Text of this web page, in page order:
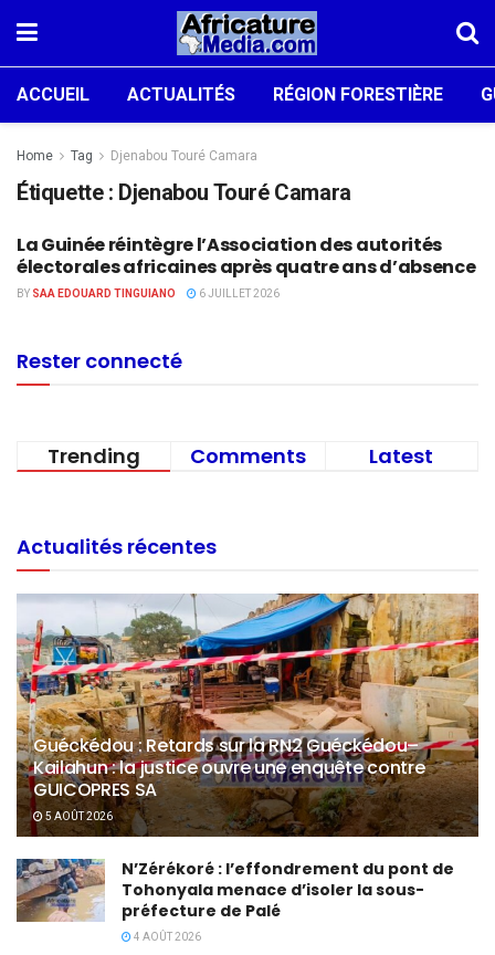
ACCUEIL ACTUALITÉS RÉGION FORESTIÈRE
Home Tag Djenabou Touré Camara
Étiquette : Djenabou Touré Camara
ACTUALITÉS
La Guinée réintègre l’Association des autorités
électorales africaines après quatre ans d’absence
BY SAA EDOUARD TINGUIANO 6 JUILLET 2026
Rester connecté
Trending Comments Latest
Actualités récentes
Guéckédou : Retards sur la RN2 Guéckédou–
Kailahun : la justice ouvre une enquête contre
GUICOPRES SA
5 AOÛT 2026
N’Zérékoré : l’effondrement du pont de
Tohonyala menace d’isoler la sous-
préfecture de Palé
4 AOÛT 2026